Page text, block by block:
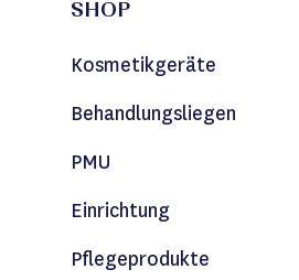
SHOP
Kosmetikgeräte
Behandlungsliegen
PMU
Einrichtung
Pflegeprodukte